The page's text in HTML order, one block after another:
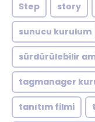
Step story
sunucu kurulum
sürdürülebilir
tagmanager
tanıtım filmi